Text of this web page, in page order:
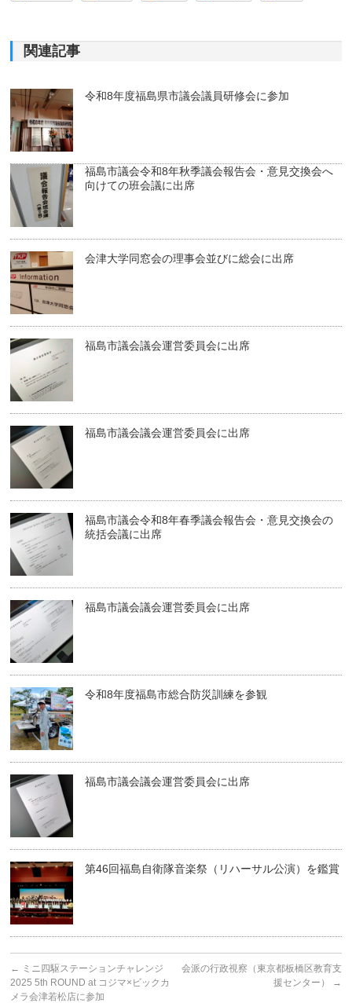
関連記事
令和8年度福島県市議会議員研修会に参加
福島市議会令和8年秋季議会報告会・意見交換会へ
向けての班会議に出席
会津大学同窓会の理事会並びに総会に出席
福島市議会議会運営委員会に出席
福島市議会議会運営委員会に出席
福島市議会令和8年春季議会報告会・意見交換会の
統括会議に出席
福島市議会議会運営委員会に出席
令和8年度福島市総合防災訓練を参観
福島市議会議会運営委員会に出席
第46回福島自衛隊音楽祭（リハーサル公演）を鑑賞
← ミニ四駆ステーションチャレンジ
2025 5th ROUND at コジマ×ビックカ
メラ会津若松店に参加
会派の行政視察（東京都板橋区教育支
援センター）
→